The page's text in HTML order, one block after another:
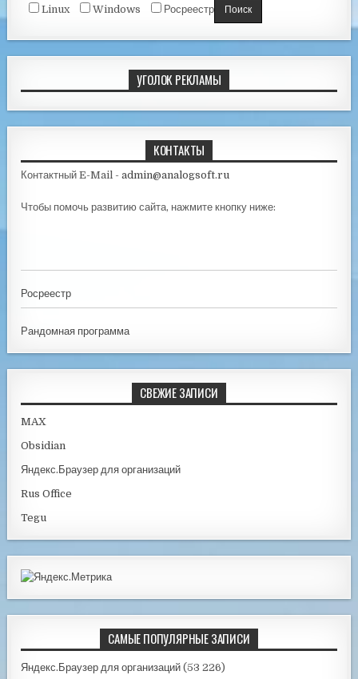
Linux Windows Росреестр
УГОЛОК РЕКЛАМЫ
КОНТАКТЫ
Контактный E-Mail -admin@analogsoft.ru
Чтобы помочь развитию сайта, нажмите кнопку ниже:
Росреестр
Рандомная программа
СВЕЖИЕ ЗАПИСИ
MAX
Obsidian
Яндекс.Браузер для организаций
Rus Office
Tegu
САМЫЕ ПОПУЛЯРНЫЕ ЗАПИСИ
Яндекс.Браузер для организаций (53 226)